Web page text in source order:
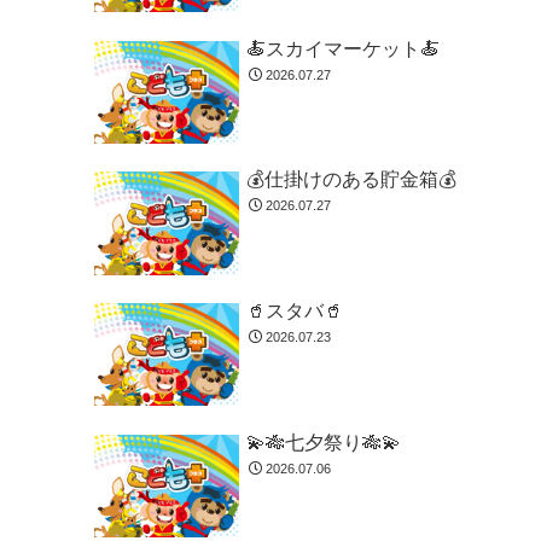
🍝スカイマーケット🍝
2026.07.27
💰仕掛けのある貯金箱💰
2026.07.27
🥤スタバ🥤
2026.07.23
💫🎋七夕祭り🎋💫
2026.07.06